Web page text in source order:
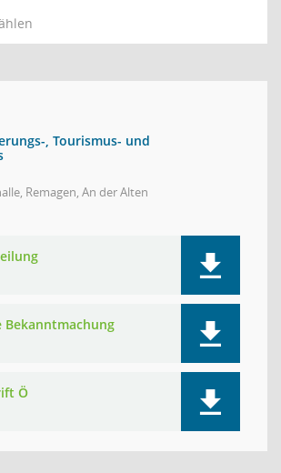
, Tourismus- und
Remagen, An der Alten
Bekanntmachung
Ö